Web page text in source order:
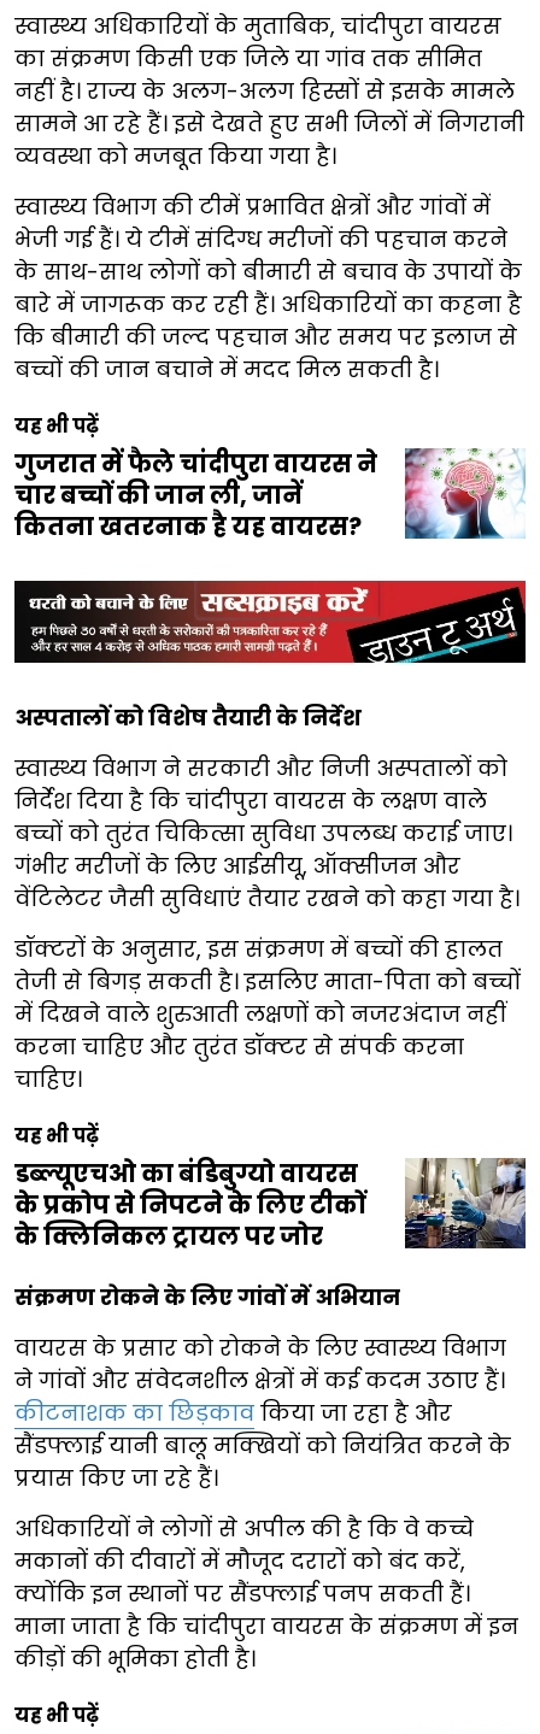
स्वास्थ्य अधिकारियों के मुताबिक, चांदीपुरा वायरस
का संक्रमण किसी एक जिले या गांव तक सीमित
नहीं है। राज्य के अलग-अलग हिस्सों से इसके मामले
सामने आ रहे हैं। इसे देखते हुए सभी जिलों में निगरानी
व्यवस्था को मजबूत किया गया है।
स्वास्थ्य विभाग की टीमें प्रभावित क्षेत्रों और गांवों में
भेजी गई हैं। ये टीमें संदिग्ध मरीजों की पहचान करने
के साथ-साथ लोगों को बीमारी से बचाव के उपायों के
बारे में जागरूक कर रही हैं। अधिकारियों का कहना है
कि बीमारी की जल्द पहचान और समय पर इलाज से
बच्चों की जान बचाने में मदद मिल सकती है।
यह भी पढ़ें
गुजरात में फैले चांदीपुरा वायरस ने
चार बच्चों की जान ली, जानें
कितना खतरनाक है यह वायरस?
अस्पतालों को विशेष तैयारी के निर्देश
स्वास्थ्य विभाग ने सरकारी और निजी अस्पतालों को
निर्देश दिया है कि चांदीपुरा वायरस के लक्षण वाले
बच्चों को तुरंत चिकित्सा सुविधा उपलब्ध कराई जाए।
गंभीर मरीजों के लिए आईसीयू, ऑक्सीजन और
वेंटिलेटर जैसी सुविधाएं तैयार रखने को कहा गया है।
डॉक्टरों के अनुसार, इस संक्रमण में बच्चों की हालत
तेजी से बिगड़ सकती है। इसलिए माता-पिता को बच्चों
में दिखने वाले शुरुआती लक्षणों को नजरअंदाज नहीं
करना चाहिए और तुरंत डॉक्टर से संपर्क करना
चाहिए।
यह भी पढ़ें
डब्ल्यूएचओ का बंडिबुग्यो वायरस
के प्रकोप से निपटने के लिए टीकों
के क्लिनिकल ट्रायल पर जोर
संक्रमण रोकने के लिए गांवों में अभियान
वायरस के प्रसार को रोकने के लिए स्वास्थ्य विभाग
ने गांवों और संवेदनशील क्षेत्रों में कई कदम उठाए हैं।
कीटनाशक का छिड़काव किया जा रहा है और
सैंडफ्लाई यानी बालू मक्खियों को नियंत्रित करने के
प्रयास किए जा रहे हैं।
अधिकारियों ने लोगों से अपील की है कि वे कच्चे
मकानों की दीवारों में मौजूद दरारों को बंद करें,
क्योंकि इन स्थानों पर सैंडफ्लाई पनप सकती हैं।
माना जाता है कि चांदीपुरा वायरस के संक्रमण में इन
कीड़ों की भूमिका होती है।
यह भी पढ़ें